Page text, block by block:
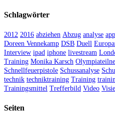
Schlagwörter
2012 2016 abziehen Abzug analyse app
Doreen Vennekamp DSB Duell
Interview ipad iphone livestream
Training Monika Karsch
Schnellfeuerpistole Schussanalyse
technik techniktraining Training
Trainingsmittel Trefferbild Video
Seiten